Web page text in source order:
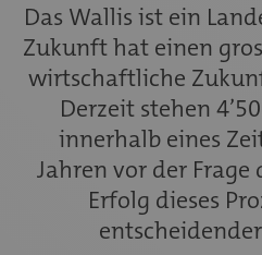
Das Wallis ist ein
Zukunft hat einen
wirtschaftliche
Derzeit stehen
innerhalb eines
Jahren vor der Frage
Erfolg dieses